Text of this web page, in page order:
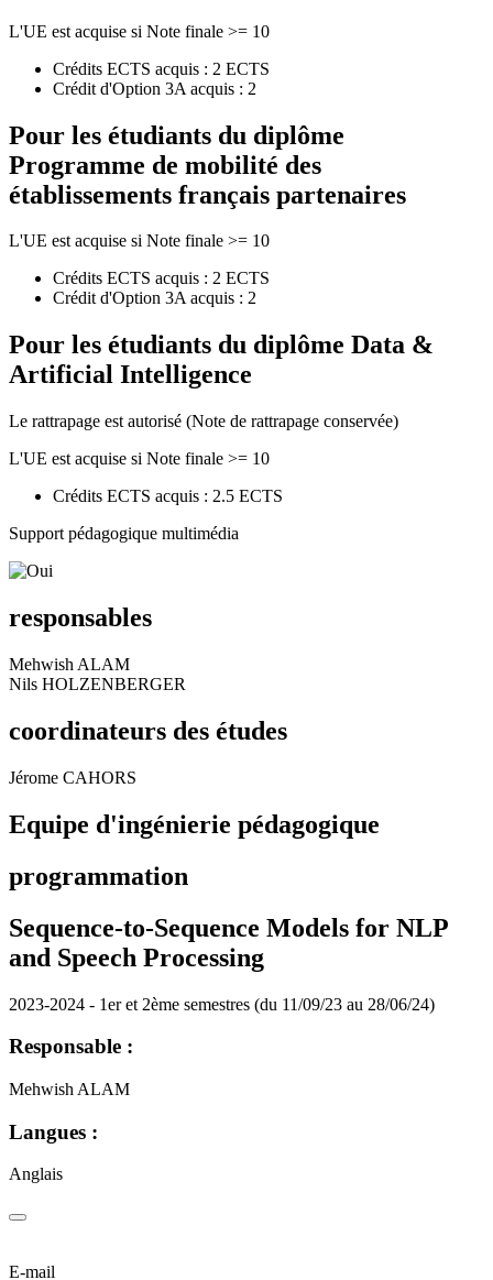
L'UE est acquise si Note finale >= 10
Crédits ECTS acquis : 2 ECTS
Crédit d'Option 3A acquis : 2
Pour les étudiants du diplôme
Programme de mobilité des
établissements français partenaires
L'UE est acquise si Note finale >= 10
Crédits ECTS acquis : 2 ECTS
Crédit d'Option 3A acquis : 2
Pour les étudiants du diplôme Data &
Artificial Intelligence
Le rattrapage est autorisé (Note de rattrapage conservée)
L'UE est acquise si Note finale >= 10
Crédits ECTS acquis : 2.5 ECTS
Support pédagogique multimédia
responsables
Mehwish ALAM
Nils HOLZENBERGER
coordinateurs des études
Jérome CAHORS
Equipe d'ingénierie pédagogique
programmation
Sequence-to-Sequence Models for NLP
and Speech Processing
2023-2024 - 1er et 2ème semestres (du 11/09/23 au 28/06/24)
Responsable :
Mehwish ALAM
Langues :
Anglais
E-mail